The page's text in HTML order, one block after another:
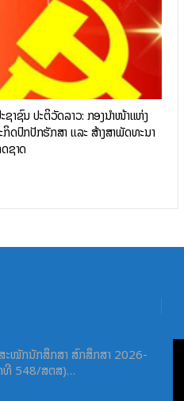
ຊາຊົນ ປະຕິວັດລາວ: ກອງນໍາໜ້າແຫ່ງ
ດປົກປັກຮັກສາ ແລະ ສ້າງສາພັດທະນາ
ຊາດ
ະໝັກນັກສຶກສາ ສົກສຶກສາ 2026-
ທີ 548/ສຕສ)…